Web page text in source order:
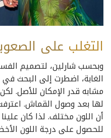
التغلب على
وبحسب شارلين، لتصميم
الغابة، اضطرت إلى البحث
مشابه قدر الإمكان للأصل.
لها بعد وصول القماش.
أن اللون مختلف. لذا كان
للحصول على درجة اللون